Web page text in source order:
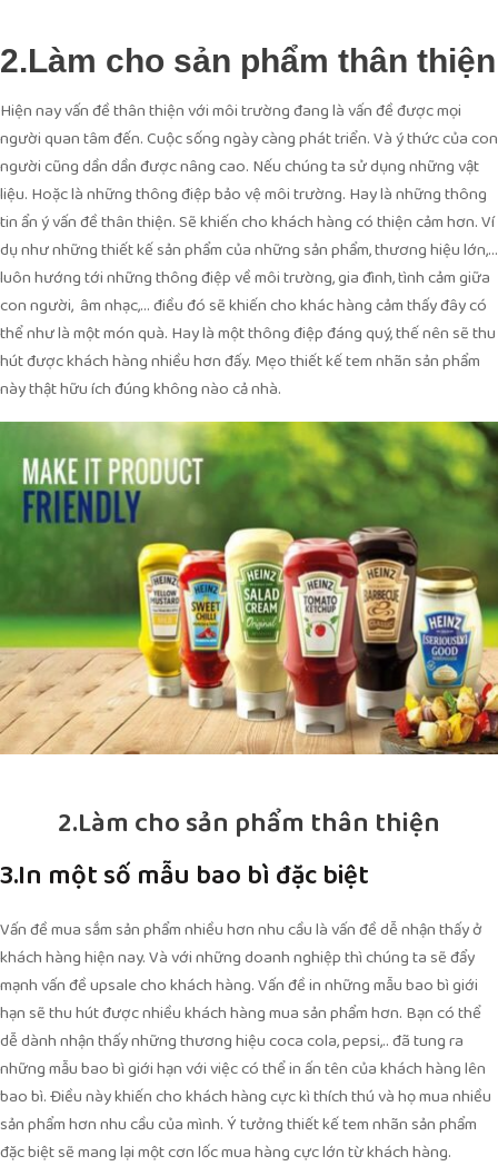
2.Làm cho sản phẩm thân thiện
Hiện nay vấn đề thân thiện với môi trường đang là vấn đề được mọi
người quan tâm đến. Cuộc sống ngày càng phát triển. Và ý thức của con
người cũng dần dần được nâng cao. Nếu chúng ta sử dụng những vật
liệu. Hoặc là những thông điệp bảo vệ môi trường. Hay là những thông
tin ẩn ý vấn đề thân thiện. Sẽ khiến cho khách hàng có thiện cảm hơn. Ví
dụ như những thiết kế sản phẩm của những sản phẩm, thương hiệu lớn,…
luôn hướng tới những thông điệp về môi trường, gia đình, tình cảm giữa
con người, âm nhạc,… điều đó sẽ khiến cho khác hàng cảm thấy đây có
thể như là một món quà. Hay là một thông điệp đáng quý, thế nên sẽ thu
hút được khách hàng nhiều hơn đấy. Mẹo thiết kế tem nhãn sản phẩm
này thật hữu ích đúng không nào cả nhà.
2.Làm cho sản phẩm thân thiện
3.In một số mẫu bao bì đặc biệt
Vấn đề mua sắm sản phẩm nhiều hơn nhu cầu là vấn đề dễ nhận thấy ở
khách hàng hiện nay. Và với những doanh nghiệp thì chúng ta sẽ đẩy
mạnh vấn đề upsale cho khách hàng. Vấn đề in những mẫu bao bì giới
hạn sẽ thu hút được nhiều khách hàng mua sản phẩm hơn. Bạn có thể
dễ dành nhận thấy những thương hiệu coca cola, pepsi,.. đã tung ra
những mẫu bao bì giới hạn với việc có thể in ấn tên của khách hàng lên
bao bì. Điều này khiến cho khách hàng cực kì thích thú và họ mua nhiều
sản phẩm hơn nhu cầu của mình. Ý tưởng thiết kế tem nhãn sản phẩm
đặc biệt sẽ mang lại một cơn lốc mua hàng cực lớn từ khách hàng.